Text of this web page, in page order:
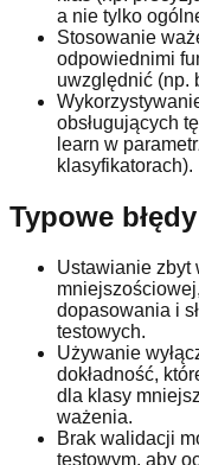
a nie tylko
Stosowanie
odpowiednimi
uwzględnić (np.
obsługujących
learn w
klasyfikatorach).
Typowe
Ustawianie zbyt
dopasowania i
testowych.
Używanie
dokładność,
dla klasy
ważenia.
Brak walidacji
testowym, aby